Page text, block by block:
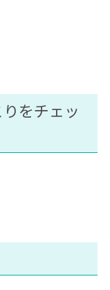
をチェッ